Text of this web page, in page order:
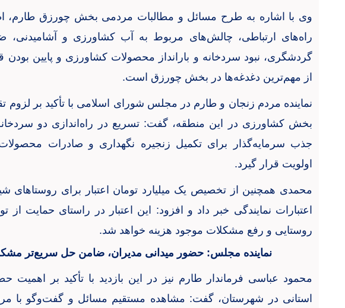
وی با اشاره به طرح مسائل و مطالبات مردمی بخش چورزق طارم،
راه‌های ارتباطی، چالش‌های مربوط به آب کشاورزی و
گردشگری، نبود سردخانه و بارانداز محصولات کشاورزی و پایین بودن
از مهم‌ترین دغدغه‌ها در بخش چورزق است.
نماینده مردم زنجان و طارم در مجلس شورای اسلامی با تأکید بر
بخش کشاورزی در این منطقه، گفت: تسریع در راه‌اندازی دو
جذب سرمایه‌گذار برای تکمیل زنجیره نگهداری و صادرات
اولویت قرار گیرد.
محمدی همچنین از تخصیص یک میلیارد تومان اعتبار برای روستاهای
اعتبارات نمایندگی خبر داد و افزود: این اعتبار در راستای حمایت
روستایی و رفع مشکلات موجود هزینه خواهد شد.
نماینده مجلس: حضور میدانی مدیران، ضامن حل سریع‌تر
محمود عباسی فرماندار طارم نیز در این بازدید با تأکید بر اهمیت
استانی در شهرستان، گفت: مشاهده مستقیم مسائل و گفت‌وگو با